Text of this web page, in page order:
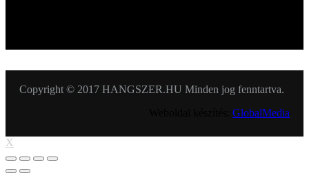
Copyright © 2017 HANGSZER.HU Minden jog fenntartva.
GlobalMedia
X